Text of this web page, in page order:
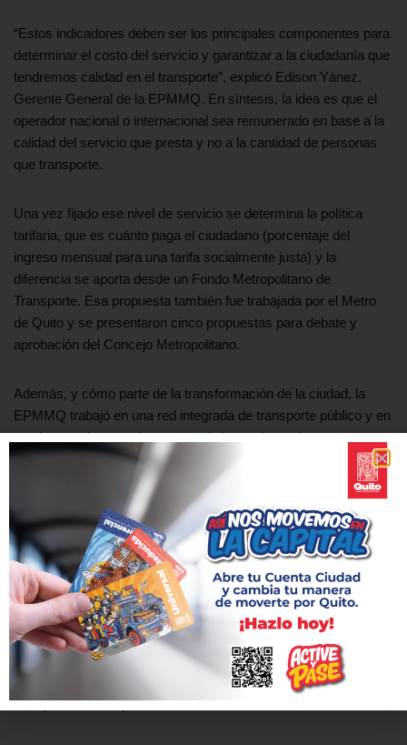
“Estos indicadores deben ser los principales componentes para
determinar el costo del servicio y garantizar a la ciudadanía que
tendremos calidad en el transporte”, explicó Edison Yánez,
Gerente General de la EPMMQ. En síntesis, la idea es que el
operador nacional o internacional sea remunerado en base a la
calidad del servicio que presta y no a la cantidad de personas
que transporte.
Una vez fijado ese nivel de servicio se determina la política
tarifaria, que es cuánto paga el ciudadano (porcentaje del
ingreso mensual para una tarifa socialmente justa) y la
diferencia se aporta desde un Fondo Metropolitano de
Transporte. Esa propuesta también fue trabajada por el Metro
de Quito y se presentaron cinco propuestas para debate y
aprobación del Concejo Metropolitano.
Además, y cómo parte de la transformación de la ciudad, la
EPMMQ trabajó en una red integrada de transporte público y en
un sistema de recaudo que sea de los mejores de
Latinoamérica “para que los ciudadanos tengan varios medios
de pago y se transforme en una operación muy moderna de
todo el sistema de transporte”, agregó Yánez.
Todo este trabajo es parte de las tareas que se deben cumplir
para poner en funcionamiento el Metro. Son proyectos que
están listos y presentados a las autoridades en menos de un
año de la actual administración de la EPMMQ y que no habían
sido trabajados en los pasados tres años de existencia del
Metro. La Empresa Pública Metropolitana Metro de Quito
reafirma su compromiso de construir la obra de movilidad y
transporte más importante de la historia moderna de la ciudad.